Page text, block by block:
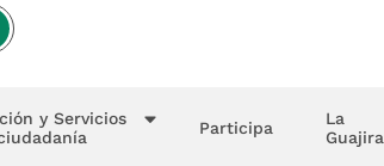
y Servicios
Participa
La
Guajira